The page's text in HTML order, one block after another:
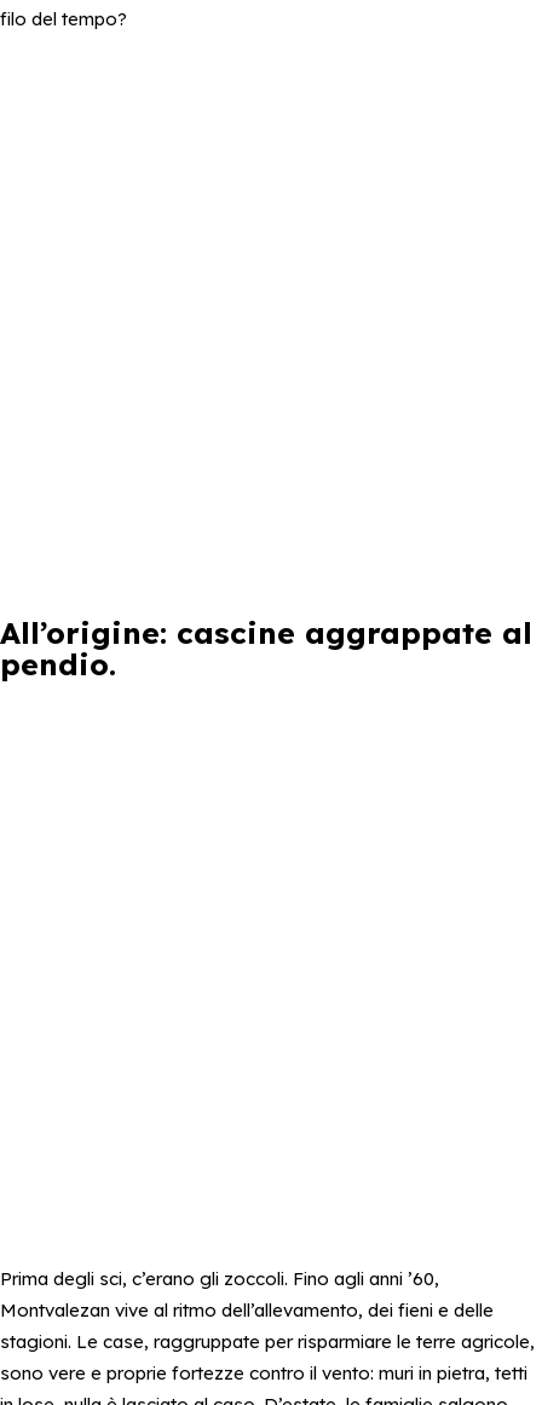
filo del tempo?
All’origine: cascine aggrappate al
pendio.
Prima degli sci, c’erano gli zoccoli. Fino agli anni ’60,
Montvalezan vive al ritmo dell’allevamento, dei fieni e delle
stagioni. Le case, raggruppate per risparmiare le terre agricole,
sono vere e proprie fortezze contro il vento: muri in pietra, tetti